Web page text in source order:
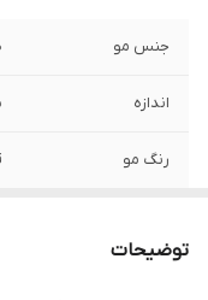
جنس مو
اندازه
رنگ مو
توضیحات